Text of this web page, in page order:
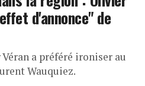
d'annonce" de
a préféré ironiser au
Wauquiez.